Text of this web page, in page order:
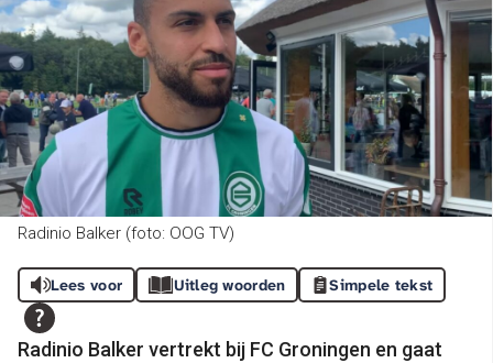
Radinio Balker (foto: OOG TV)
Lees voor Uitleg woorden Simpele tekst
Radinio Balker vertrekt bij FC Groningen en gaat